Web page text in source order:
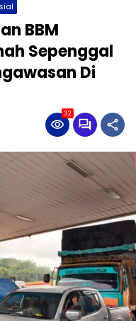
BBM
Sepenggal
Di
32